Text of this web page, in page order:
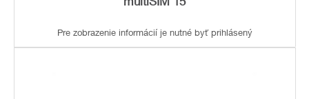
multiSIM 15
Pre zobrazenie informácií je nutné byť prihlásený